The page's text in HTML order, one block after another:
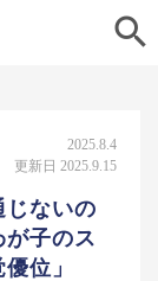

2025.8.4
更新日 2025.9.15
じないの
子のス
位」